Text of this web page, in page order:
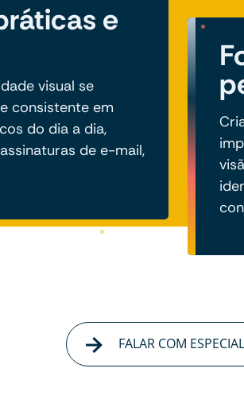
e
visual se
consistente em
do dia a dia,
de e-mail,
FALAR COM